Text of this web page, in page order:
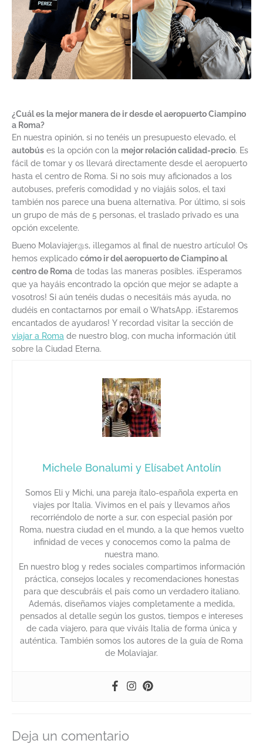
¿Cuál es la mejor manera de ir desde el aeropuerto Ciampino
a Roma?
En nuestra opinión, si no tenéis un presupuesto elevado, el
autobús es la opción con la mejor relación calidad-precio. Es
fácil de tomar y os llevará directamente desde el aeropuerto
hasta el centro de Roma. Si no sois muy aficionados a los
autobuses, preferís comodidad y no viajáis solos, el taxi
también nos parece una buena alternativa. Por último, si sois
un grupo de más de 5 personas, el traslado privado es una
opción excelente.
Bueno Molaviajer@s, ¡llegamos al final de nuestro artículo! Os
hemos explicado cómo ir del aeropuerto de Ciampino al
centro de Roma de todas las maneras posibles. ¡Esperamos
que ya hayáis encontrado la opción que mejor se adapte a
vosotros! Si aún tenéis dudas o necesitáis más ayuda, no
dudéis en contactarnos por email o WhatsApp. ¡Estaremos
encantados de ayudaros! Y recordad visitar la sección de
viajar a Roma de nuestro blog, con mucha información útil
sobre la Ciudad Eterna.
Michele Bonalumi y Elísabet Antolín
Somos Eli y Michi, una pareja ítalo-española experta en
viajes por Italia. Vivimos en el país y llevamos años
recorriéndolo de norte a sur, con especial pasión por
Roma, nuestra ciudad en el mundo, a la que hemos vuelto
infinidad de veces y conocemos como la palma de
nuestra mano.
En nuestro blog y redes sociales compartimos información
práctica, consejos locales y recomendaciones honestas
para que descubráis el país como un verdadero italiano.
Además, diseñamos viajes completamente a medida,
pensados al detalle según los gustos, tiempos e intereses
de cada viajero, para que viváis Italia de forma única y
auténtica. También somos los autores de la guía de Roma
de Molaviajar.
Deja un comentario